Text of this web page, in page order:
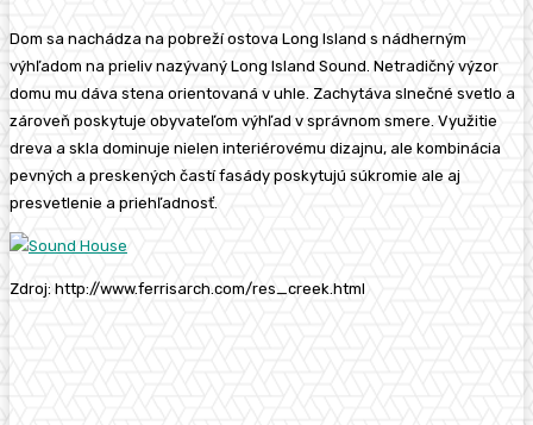
Dom sa nachádza na pobreží ostova Long Island s nádherným
výhľadom na prieliv nazývaný Long Island Sound. Netradičný výzor
domu mu dáva stena orientovaná v uhle. Zachytáva slnečné svetlo a
zároveň poskytuje obyvateľom výhľad v správnom smere. Využitie
dreva a skla dominuje nielen interiérovému dizajnu, ale kombinácia
pevných a preskených častí fasády poskytujú súkromie ale aj
presvetlenie a priehľadnosť.
Zdroj: http://www.ferrisarch.com/res_creek.html